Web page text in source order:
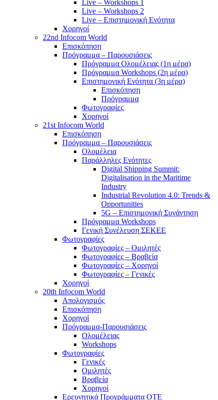
Live – Workshops 1
Live – Workshops 2
Live – Επιστημονική Ενότητα
Χορηγοί
22nd Infocom World
Επισκόπηση
Πρόγραμμα – Παρουσιάσεις
Πρόγραμμα Ολομέλειας (1η μέρα)
Πρόγραμμα Workshops (2η μέρα)
Επιστημονική Ενότητα (3η μέρα)
Επισκόπηση
Πρόγραμμα
Φωτογραφίες
Χορηγοί
21st Infocom World
Επισκόπηση
Πρόγραμμα – Παρουσιάσεις
Ολομέλεια
Παράλληλες Ενότητες
Digital Shipping Summit:
Digitalisation in the Maritime
Industry
Industrial Revolution 4.0: Trends &
Opportunities
5G – Επιστημονική Συνάντηση
Πρόγραμμα Workshops
Γενική Συνέλευση ΣΕΚΕΕ
Φωτογραφίες
Φωτογραφίες – Ομιλητές
Φωτογραφίες – Βραβεία
Φωτογραφίες – Χορηγοί
Φωτογραφίες – Γενικές
Χορηγοί
20th Infocom World
Απολογισμός
Επισκόπηση
Χορηγοί
Πρόγραμμα-Παρουσιάσεις
Ολομέλειας
Workshops
Φωτογραφίες
Γενικές
Ομιλητές
Βραβεία
Χορηγοί
Ερευνητικά Προγράμματα ΟΤΕ